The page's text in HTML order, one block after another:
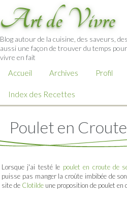
Art de Vivre
Blog autour de la cuisine, des saveurs,
aussi une façon de trouver du temps
vivre en fait
Accueil Archives Profil
Index des Recettes
Poulet en
Lorsque j'ai testé le poulet en croute de
puisse pas manger la croûte imbibée de
site de Clotilde une proposition de poulet en